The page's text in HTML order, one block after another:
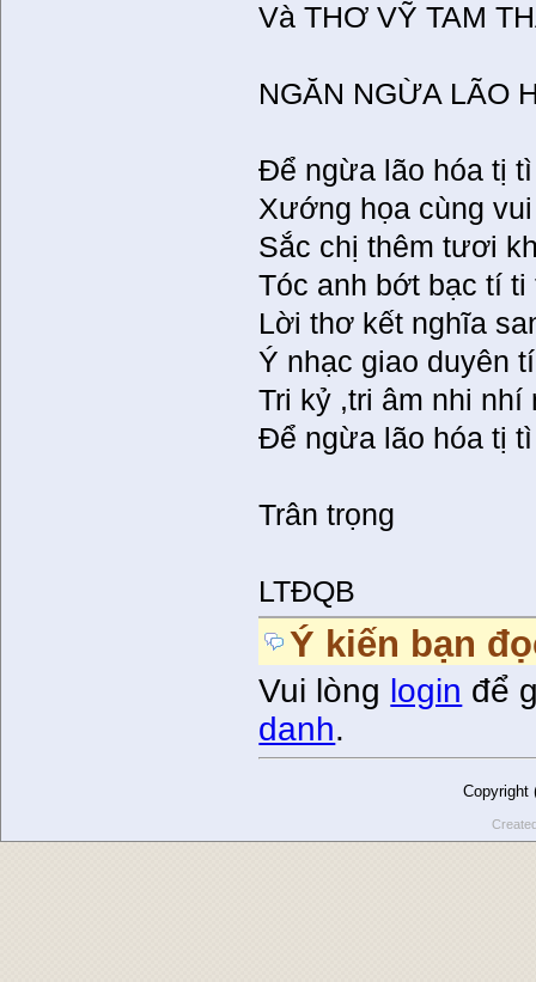
Và THƠ VỸ TAM
NGĂN NGỪA LÃO
Để ngừa lão hóa tị
Xướng họa cùng
Sắc chị thêm tươi
Tóc anh bớt bạc tí ti
Lời thơ kết nghĩa
Ý nhạc giao duyên
Tri kỷ ,tri âm nhi nhí
Để ngừa lão hóa tị
Trân trọng
LTĐQB
Ý kiến bạn
Vui lòng login để
danh.
Copyright